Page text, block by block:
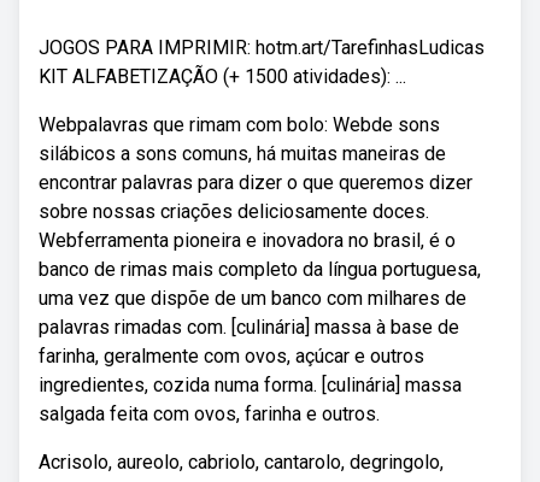
JOGOS PARA IMPRIMIR: hotm.art/TarefinhasLudicas
KIT ALFABETIZAÇÃO (+ 1500 atividades): ...
Webpalavras que rimam com bolo: Webde sons
silábicos a sons comuns, há muitas maneiras de
encontrar palavras para dizer o que queremos dizer
sobre nossas criações deliciosamente doces.
Webferramenta pioneira e inovadora no brasil, é o
banco de rimas mais completo da língua portuguesa,
uma vez que dispõe de um banco com milhares de
palavras rimadas com. [culinária] massa à base de
farinha, geralmente com ovos, açúcar e outros
ingredientes, cozida numa forma. [culinária] massa
salgada feita com ovos, farinha e outros.
Acrisolo, aureolo, cabriolo, cantarolo, degringolo,